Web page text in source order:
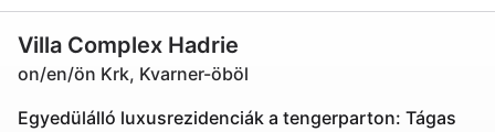
Villa Complex Hadrie
on/en/ön Krk, Kvarner-öböl
Egyedülálló luxusrezidenciák a tengerparton: Tágas